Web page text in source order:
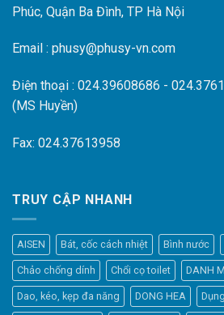
Phúc, Quận Ba Đình, TP Hà Nội
Email : phusy@phusy-vn.com
Điện thoại : 024.39608686 -
(MS Huyền)
Fax: 024.37613958
TRUY CẬP NHANH
AISEN Bát, cốc cách nhiệt Bình nước
Chảo chống dính Chổi cọ toilet DANH
Dao, kéo, kẹp đa năng DONG HEA